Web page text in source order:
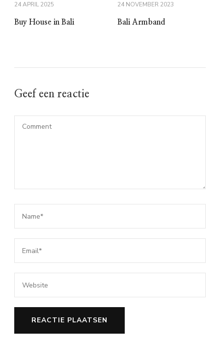
24 APRIL 2025
Buy House in Bali
24 NOVEMBER 2023
Bali Armband
Geef een reactie